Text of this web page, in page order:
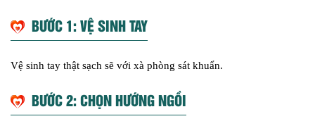
BƯỚC 1: VỆ SINH TAY
Vệ sinh tay thật sạch sẽ với xà phòng sát khuẩn.
BƯỚC 2: CHỌN HƯỚNG NGỒI